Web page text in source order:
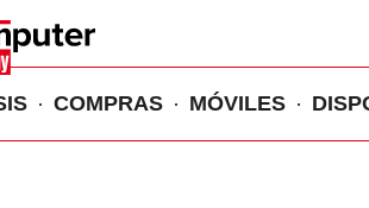
COMPRAS MÓVILES